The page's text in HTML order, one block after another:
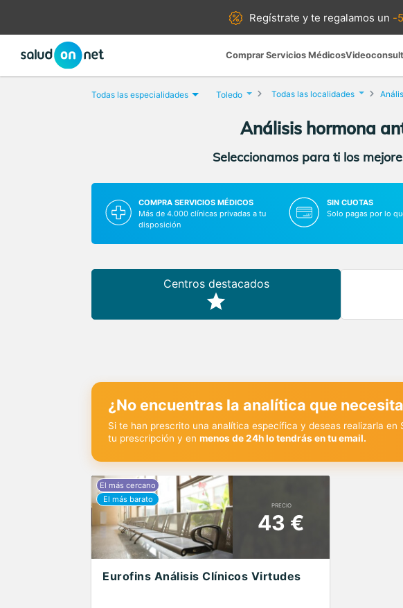
Regístrate yte regalamos un -
Comprar Servicios Médicos
Todas las especialidades Toledo Todas las localidades
Análisis hormona
Seleccionamos para ti los
COMPRA SERVICIOS MÉDICOS
Más de 4.000 clínicas privadas a tu
disposición
SIN CUOTAS
Solo pagas por lo
Centros destacados
¿No encuentras la analítica que
Si te han prescrito una analítica específica y deseas realizarla
tu prescripción y en menos de 24h lo tendrás en tu email.
PRECIO
43 €
Eurofins Análisis Clínicos Virtudes